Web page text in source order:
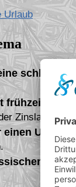
Urlaub
schlechte
frühzeitig
Zinslast.